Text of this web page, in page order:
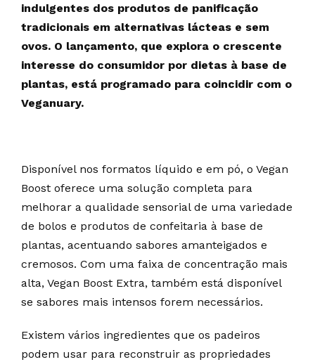
indulgentes dos produtos de panificação
tradicionais em alternativas lácteas e sem
ovos. O lançamento, que explora o crescente
interesse do consumidor por dietas à base de
plantas, está programado para coincidir com o
Veganuary.
Disponível nos formatos líquido e em pó, o Vegan
Boost oferece uma solução completa para
melhorar a qualidade sensorial de uma variedade
de bolos e produtos de confeitaria à base de
plantas, acentuando sabores amanteigados e
cremosos. Com uma faixa de concentração mais
alta, Vegan Boost Extra, também está disponível
se sabores mais intensos forem necessários.
Existem vários ingredientes que os padeiros
podem usar para reconstruir as propriedades